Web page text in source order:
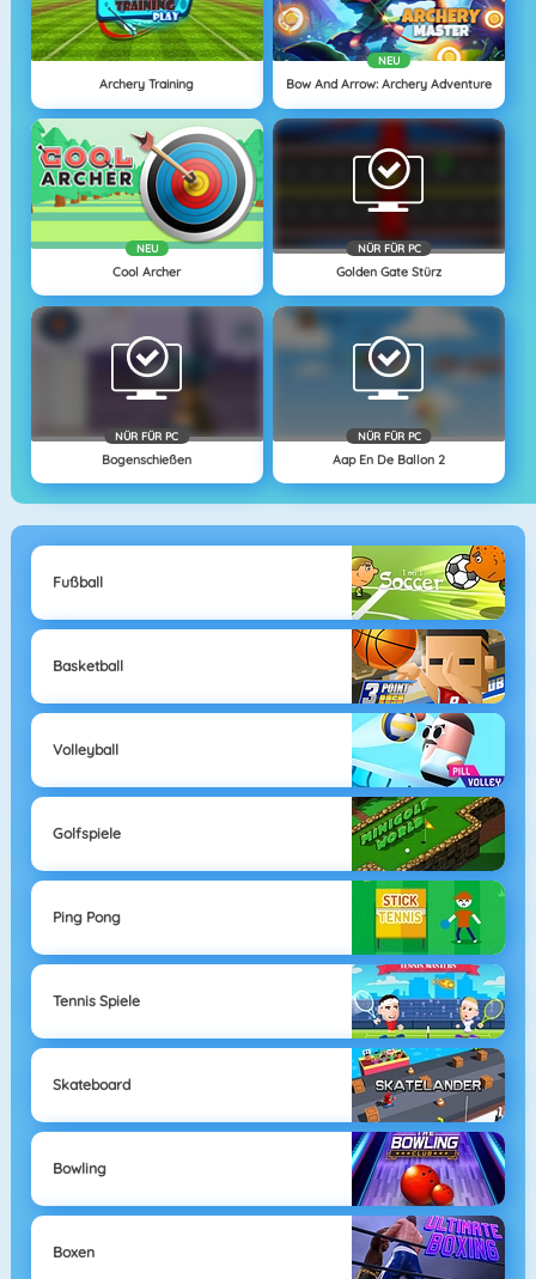
Archery Training
NEU
Bow And Arrow: Archery Adventure
NEU
Cool Archer
NÜR FÜR PC
Golden Gate Stürz
NÜR FÜR PC
Bogenschießen
NÜR FÜR PC
Aap En De Ballon 2
Fußball
Basketball
Volleyball
Golfspiele
Ping Pong
Tennis Spiele
Skateboard
Bowling
Boxen